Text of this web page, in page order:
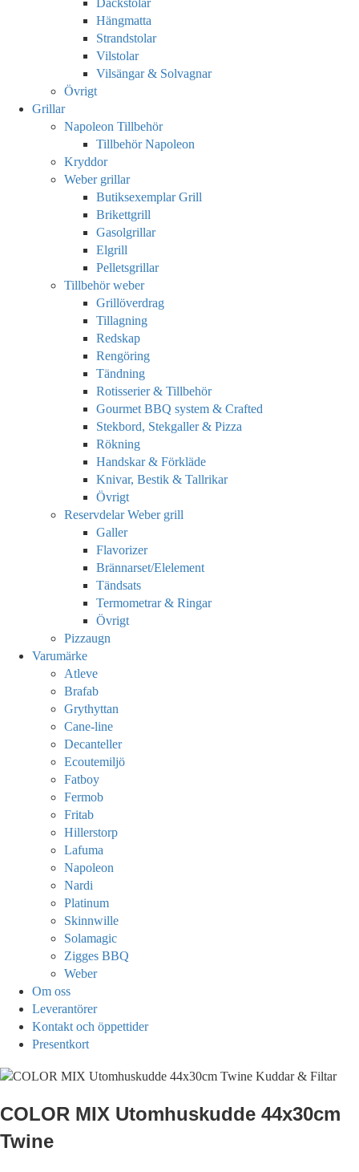
Däckstolar
Hängmatta
Strandstolar
Vilstolar
Vilsängar & Solvagnar
Övrigt
Grillar
Napoleon Tillbehör
Tillbehör Napoleon
Kryddor
Weber grillar
Butiksexemplar Grill
Brikettgrill
Gasolgrillar
Elgrill
Pelletsgrillar
Tillbehör weber
Grillöverdrag
Tillagning
Redskap
Rengöring
Tändning
Rotisserier & Tillbehör
Gourmet BBQ system & Crafted
Stekbord, Stekgaller & Pizza
Rökning
Handskar & Förkläde
Knivar, Bestik & Tallrikar
Övrigt
Reservdelar Weber grill
Galler
Flavorizer
Brännarset/Elelement
Tändsats
Termometrar & Ringar
Övrigt
Pizzaugn
Varumärke
Atleve
Brafab
Grythyttan
Cane-line
Decanteller
Ecoutemiljö
Fatboy
Fermob
Fritab
Hillerstorp
Lafuma
Napoleon
Nardi
Platinum
Skinnwille
Solamagic
Zigges BBQ
Weber
Om oss
Leverantörer
Kontakt och öppettider
Presentkort
COLOR MIX Utomhuskudde 44x30cm
Twine